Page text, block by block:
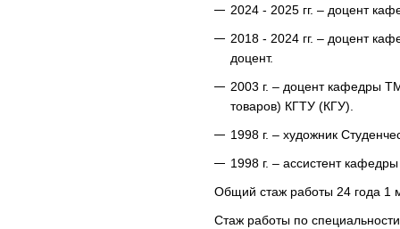
2024 - 2025 гг. – доцент
2018 - 2024 гг. – доцент
доцент.
2003 г. – доцент кафедры
товаров) КГТУ (КГУ).
1998 г. – художник
1998 г. – ассистент
Общий стаж работы 24 года 1
Стаж работы по